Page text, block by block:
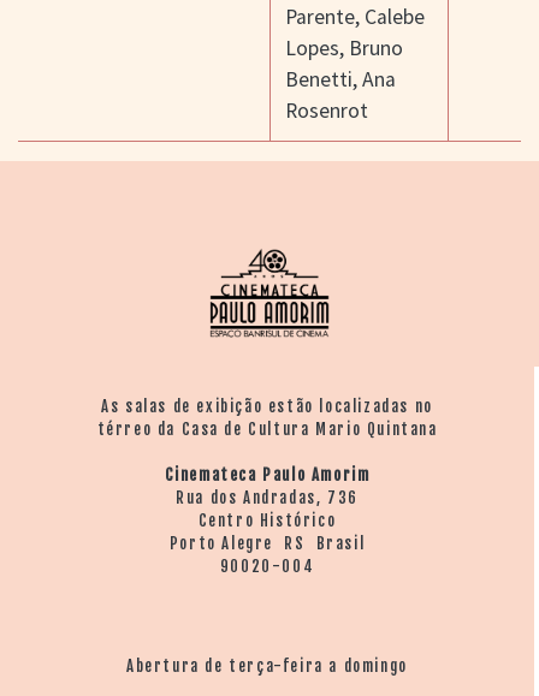
Parente, Calebe
Lopes, Bruno
Benetti,Ana
Rosenrot
As salas de exibição estão localizadas no
térreo da Casa de Cultura Mario Quintana
Cinemateca Paulo Amorim
Rua dos Andradas, 736
Centro Histórico
Porto Alegre RS Brasil
90020-004
Abertura de terça-feira a domingo